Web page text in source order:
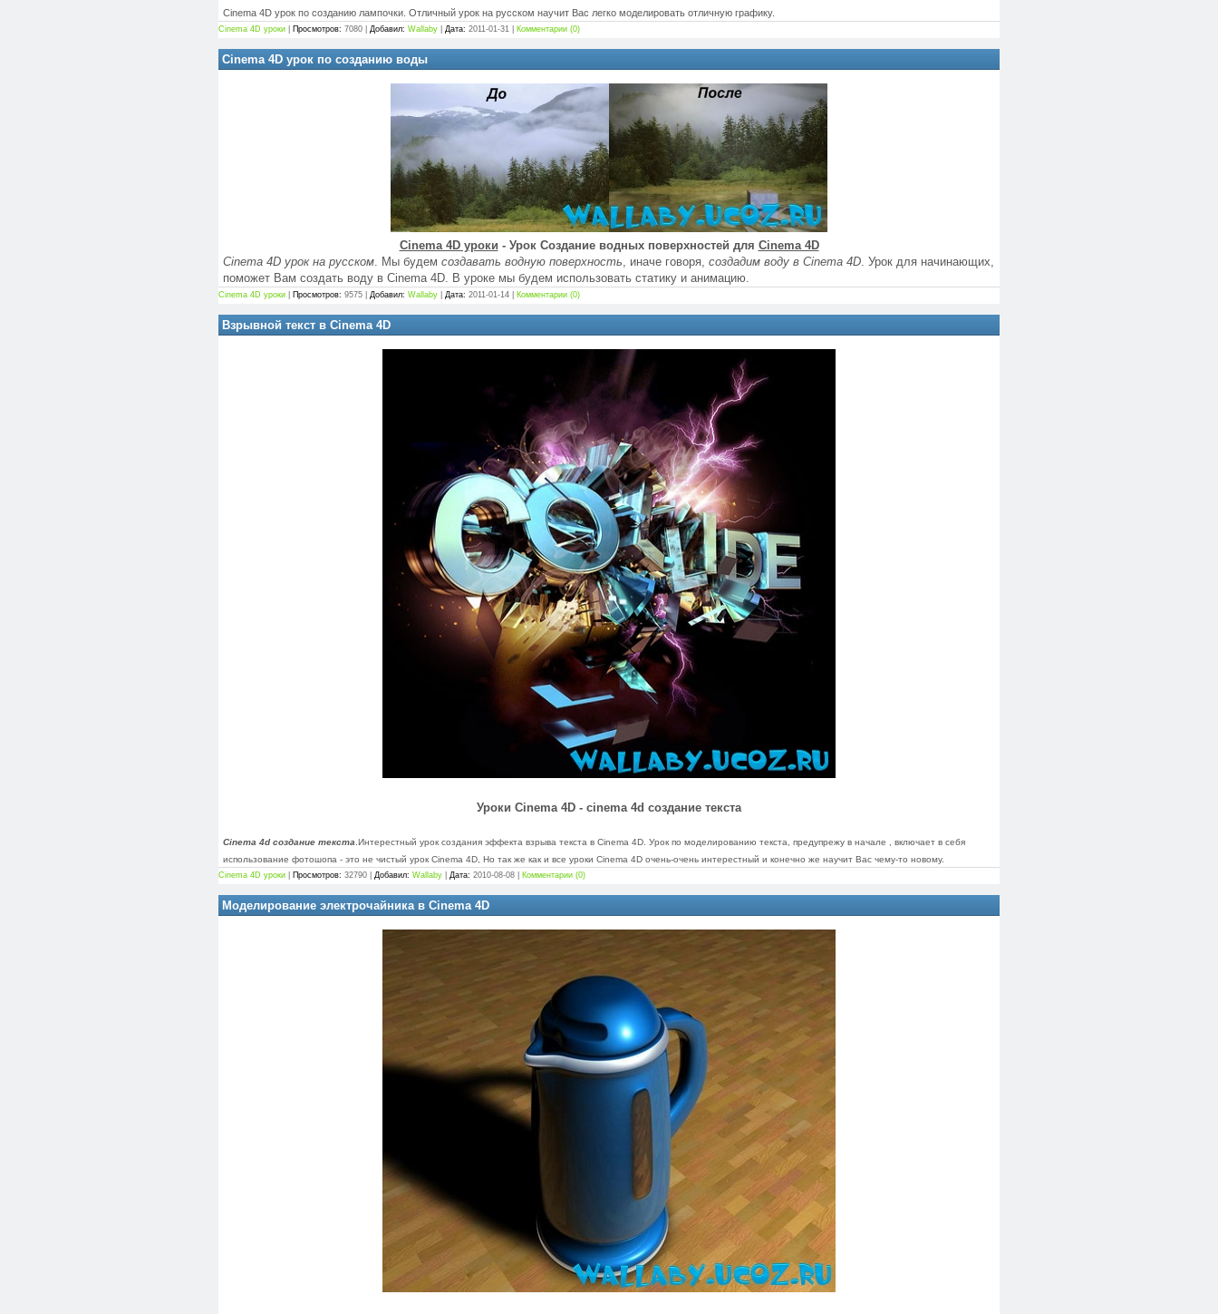
Cinema 4D урок по созданию лампочки. Отличный урок на русском научит Вас легко моделировать отличную графику.
Cinema 4D уроки Просмотров: 7080 | Добавил: Wallaby Дата: 2011-01-31 Комментарии (0)
Cinema 4D урок по созданию воды
Cinema 4D уроки - Урок Создание водных поверхностей для Cinema 4D
Cinema 4D урок на русском. Мы будем создавать водную поверхность, иначе говоря, создадим воду в Cinema 4D. Урок для начинающих,
поможет Вам создать воду в Cinema 4D. В уроке мы будем использовать статику и анимацию.
Cinema 4D уроки Просмотров: 9575 | Добавил: Wallaby Дата: 2011-01-14 Комментарии (0)
Взрывной текст в Cinema 4D
Уроки Cinema 4D - cinema 4d создание текста
Cinema 4d создание текста .Интерестный урок создания эффекта взрыва текста в Cinema 4D. Урок по моделированию текста, предупрежу в начале , включает в себя
использование фотошопа - это не чистый урок Cinema 4D, Но так же как и все уроки Cinema 4D очень-очень интерестный и конечно же научит Вас чему-то новому.
Cinema 4D уроки Просмотров: 32790 | Добавил: Wallaby Дата: 2010-08-08 Комментарии (0)
Моделирование электрочайника в Cinema 4D